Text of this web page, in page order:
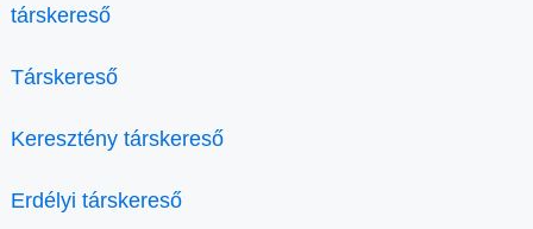
társkereső
Társkereső
Keresztény társkereső
Erdélyi társkereső